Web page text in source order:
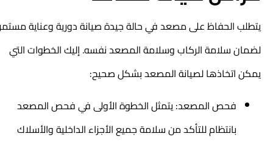
يتطلب الحفاظ على مصعد في حالة جيدة صيانة دوريةوعناية مستمرة
لضمان سلامة الركاب وسلامة المصعد نفسه. إليك الخطوات التي
يمكن اتخاذها لصيانة المصعد بشكل صحيح:
فحص المصعد: يتمثل الخطوة الأولى في فحص المصعد
بانتظام للتأكد من سلامة جميع الأجزاء الداخلية والأسلاك